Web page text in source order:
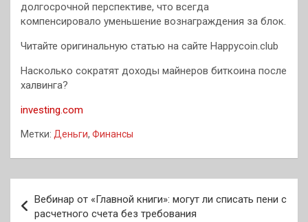
долгосрочной перспективе, что всегда
компенсировало уменьшение вознаграждения за блок.
Читайте оригинальную статью на сайте Happycoin.club
Насколько сократят доходы майнеров биткоина после
халвинга?
investing.com
Метки: Деньги, Финансы
по
Вебинар от «Главной книги»: могут ли списать пени с
расчетного счета без требования